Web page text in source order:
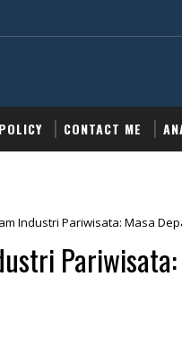
CONTACT ME
Industri Pariwisata: Masa